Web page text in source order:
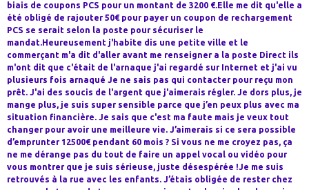
biais de coupons PCS pour un montant de 3200 €.Elle me dit qu'elle a
été obligé de rajouter 50€ pour payer un coupon de rechargement
PCS se serait selon la poste pour sécuriser le
mandat.Heureusement j'habite dis une petite ville et le
commerçant m'a dit d'aller avant me renseigner a la poste Direct ils
m'ont dit que c'était de l'arnaque j'ai regardé sur Internet et j'ai vu
plusieurs fois arnaqué Je ne sais pas qui contacter pour reçu mon
prêt. J'ai des soucis de l'argent que j'aimerais régler. Je dors plus, je
mange plus, je suis super sensible parce que j’en peux plus avec ma
situation financière. Je sais que c'est ma faute mais je veux tout
changer pour avoir une meilleure vie. J’aimerais si ce sera possible
d’emprunter 12500€ pendant 60 mois ? Si vous ne me croyez pas, ça
ne me dérange pas du tout de faire un appel vocal ou vidéo pour
vous montrer que je suis sérieuse, juste désespérée !Je me suis
retrouvés à la rue avec les enfants. J’étais obligée de rester chez